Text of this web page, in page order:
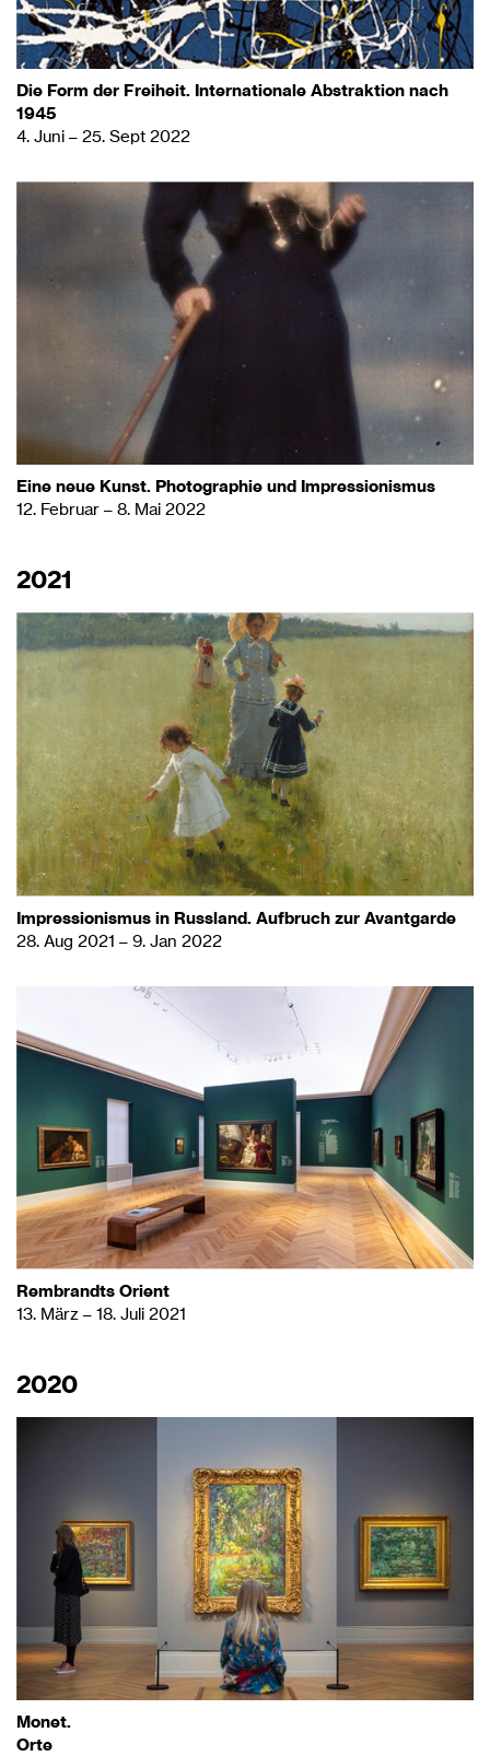
Die Form der Freiheit. Internationale Abstraktion nach
1945
4. Juni – 25. Sept 2022
Eine neue Kunst. Photographie und Impressionismus
12. Februar – 8. Mai 2022
2021
Impressionismus in Russland. Aufbruch zur Avantgarde
28. Aug 2021 – 9. Jan 2022
Rembrandts Orient
13. März – 18. Juli 2021
2020
Monet.
Orte